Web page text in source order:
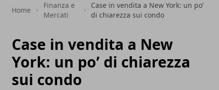
Home
Finanza e
Mercati
Case in vendita a New York: un po’
di chiarezza sui condo
Case in vendita a New
York: un po’ di chiarezza
sui condo